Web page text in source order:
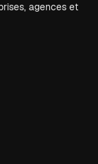
agences et